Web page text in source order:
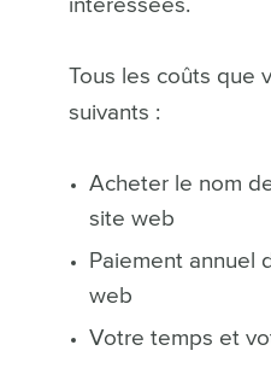
intéressées.
Tous les coûts que
suivants :
Acheter le nom
site web
Paiement annuel
web
Votre temps et